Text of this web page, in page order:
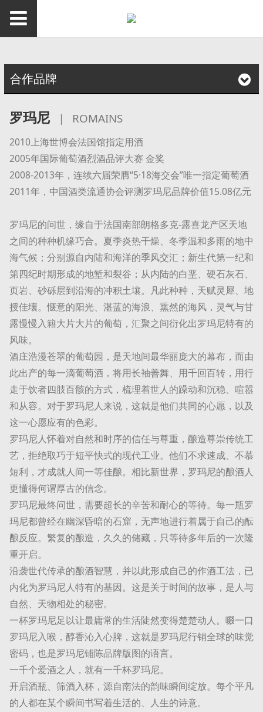
合作品牌
罗玛尼 | ROMAINS
2010上海世博会法国馆指定用酒
2005年国际葡萄酒烈酒品评大赛 金奖
2008-2013年，连续六届荣膺“5·18海交会”唯一指定葡萄酒
2011年，中国酒类流通协会评测罗玛尼品牌价值15.08亿元
罗玛尼的问世，缘自于法国南部朗格多克-露喜龙产区天地
之间的种种机缘巧合。夏季炎热干燥、冬季温和多雨的地中
海气候；分别源自内陆和海洋的季风交汇；新生代第一纪和
第四纪时期形成的地堑和裂谷；从内陆的白垩、硬石灰石、
页岩、砂砾层到沿海的冲积土壤。凡此种种，天赋灵犀、地
授佳壤。惬意的阳光、湛蓝的海浪、熏然的海风，灵气与甘
露慢慢入籍大片大片的葡萄，汇聚之间衍化出罗玛尼特有的
风味。
酒庄浩漫苍翠的葡萄园，是天地间最华丽庞大的幕布，而由
此出产的每一滴葡萄酒，将用长袖善舞、用千回百转，用行
走于饮者四肢百骸的方式，梳理着世人的躁动和沉稳、喧嚣
和从容。对于罗玛尼人来说，这就是他们共同的心愿，以及
这一心愿应有的色彩。
罗玛尼人怀着对自然和时序的信任与尊重，酿造尊崇传统工
艺，拒绝取巧于短平快式的现代工业。他们不求速成、不慕
短利，才成就人间一等佳酿。相比新世界，罗玛尼的酿酒人
更懂得何谓厚古的信念。
罗玛尼最终问世，需要超长的辛苦和耐心的等待。每一瓶罗
玛尼都曾经在幽深昏暗的石窟，无声地进行着属于自己的酝
酿反应。繁复的酿造，久久的储藏，只等待多年后的一次隆
重开启。
沿袭世代传承的酿酒智慧，并以此形成自己的作酒工法，已
内化为罗玛尼人特有的基因。这是关于时间的故事，是人与
自然、天物相处的秘密。
一杯罗玛尼足以让最庸常的生活陡然变得楚楚动人。啜一口
罗玛尼入喉，醇香沁入心脾，这就是罗玛尼行销全球的味觉
密码，也是罗玛尼铺陈品牌版图的语言。
一千个爱酒之人，就有一千杯罗玛尼。
开启酒瓶、筛酒入杯，源自南法的韵味瞬间绽放。每个平凡
的人都在某个瞬间书写着生活的、人生的诗意。